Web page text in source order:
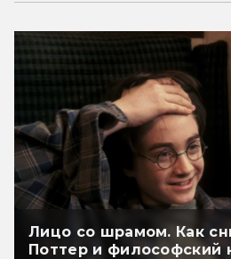
Лицо со шрамом. Как
Поттер и философский